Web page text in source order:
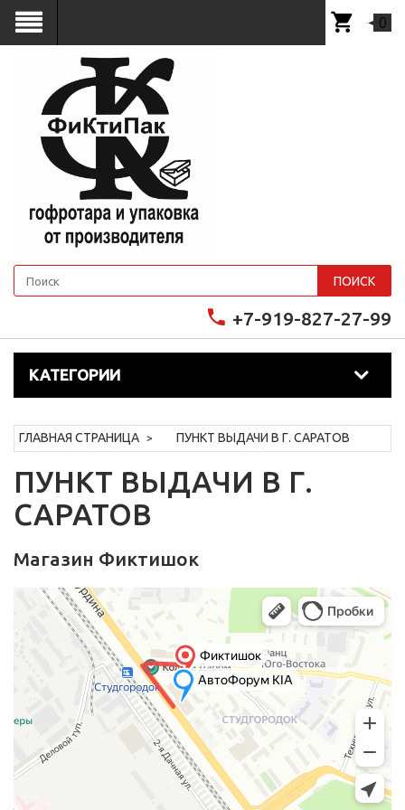
0
ПОИСК
+7-919-827-27-99
КАТЕГОРИИ
ГЛАВНАЯ СТРАНИЦА ПУНКТ ВЫДАЧИ В Г. САРАТОВ
ПУНКТ ВЫДАЧИ В Г.
САРАТОВ
Магазин Фиктишок